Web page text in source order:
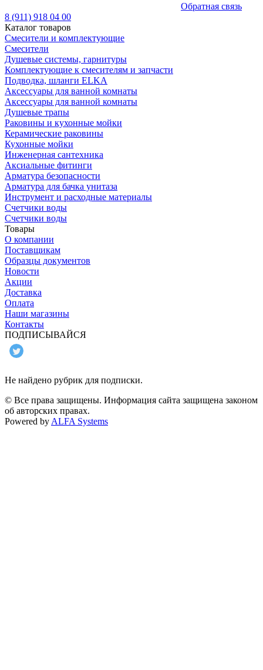
Обратная связь
8 (911) 918 04 00
Каталог товаров
Смесители и комплектующие
Смесители
Душевые системы, гарнитуры
Комплектующие к смесителям и запчасти
Подводка, шланги ELKA
Аксессуары для ванной комнаты
Аксессуары для ванной комнаты
Душевые трапы
Раковины и кухонные мойки
Керамические раковины
Кухонные мойки
Инженерная сантехника
Аксиальные фитинги
Арматура безопасности
Арматура для бачка унитаза
Инструмент и расходные материалы
Счетчики воды
Счетчики воды
Товары
О компании
Поставщикам
Образцы документов
Новости
Акции
Доставка
Оплата
Наши магазины
Контакты
ПОДПИСЫВАЙСЯ
Не найдено рубрик для подписки.
© Все права защищены. Информация сайта защищена законом
об авторских правах.
Powered by ALFA Systems